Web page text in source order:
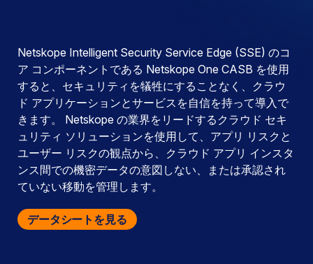
Netskope Intelligent Security Service Edge (SSE) のコ
ア コンポーネントである Netskope One CASB を使用
すると、セキュリティを犠牲にすることなく、クラウ
ド アプリケーションとサービスを自信を持って導入で
きます。 Netskope の業界をリードするクラウド セキ
ュリティ ソリューションを使用して、アプリ リスクと
ユーザー リスクの観点から、クラウド アプリ インスタ
ンス間での機密データの意図しない、または承認され
ていない移動を管理します。
データシートを見る